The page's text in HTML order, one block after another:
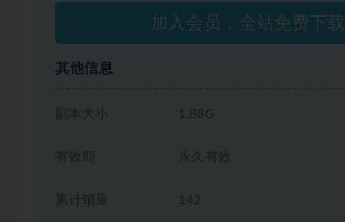
加入会员，全站免费下载
其他信息
剧本大小 1.88G
有效期 永久有效
累计销量 142